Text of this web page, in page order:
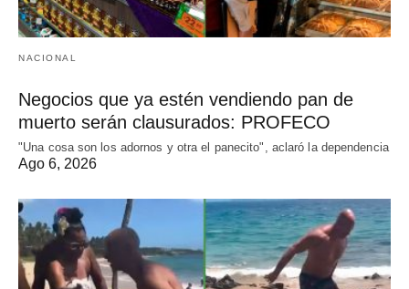
NACIONAL
Negocios que ya estén vendiendo pan de
muerto serán clausurados: PROFECO
"Una cosa son los adornos y otra el panecito", aclaró la dependencia
Ago 6, 2026